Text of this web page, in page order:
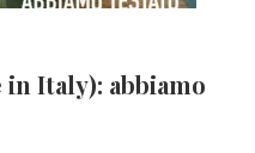
Italy): abbiamo